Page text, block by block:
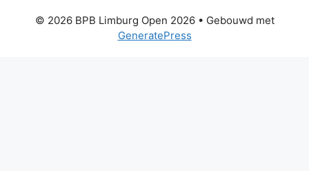
© 2026 BPB Limburg Open 2026• Gebouwd met
GeneratePress